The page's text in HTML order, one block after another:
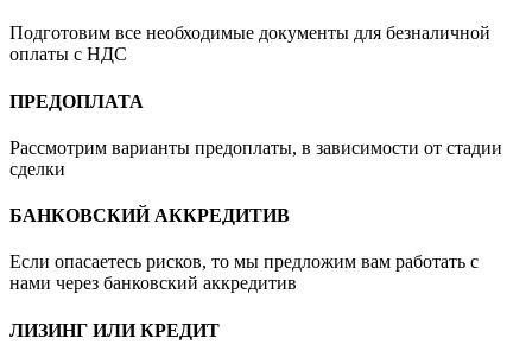
Подготовим все необходимые документы для безналичной
оплаты с НДС
ПРЕДОПЛАТА
Рассмотрим варианты предоплаты, в зависимости от стадии
сделки
БАНКОВСКИЙ АККРЕДИТИВ
Если опасаетесь рисков, то мы предложим вам работать с
нами через банковский аккредитив
ЛИЗИНГ ИЛИ КРЕДИТ